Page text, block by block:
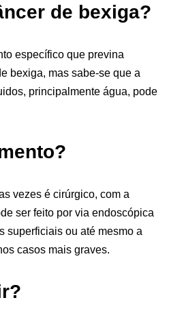
de bexiga?
específico que previna
bexiga, mas sabe-se que a
principalmente água, pode
vezes é cirúrgico, com a
ser feito por via endoscópica
superficiais ou até mesmo a
casos mais graves.